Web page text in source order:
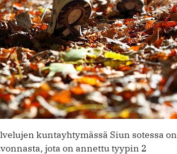
kuntayhtymässä Siun sotessa on
jota on annettu tyypin 2